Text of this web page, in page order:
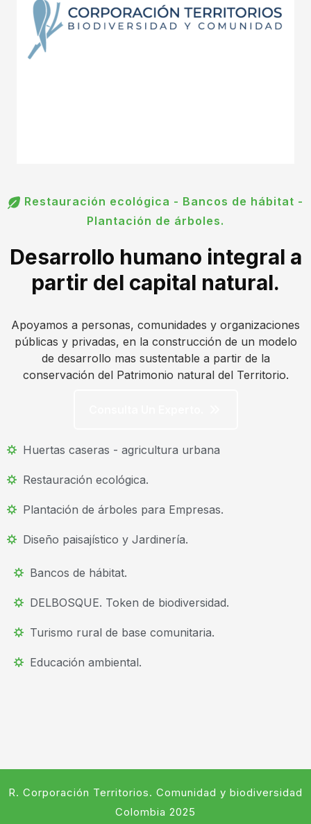
Restauración ecológica - Bancos de hábitat -
Plantación de árboles.
Desarrollo humano integral a
partir del capital natural.
Apoyamos a personas, comunidades y organizaciones
públicas y privadas, en la construcción de un modelo
de desarrollo mas sustentable a partir de la
conservación del Patrimonio natural del Territorio.
Huertas caseras - agricultura urbana
Restauración ecológica.
Plantación de árboles para Empresas.
Diseño paisajístico y Jardinería.
Bancos de hábitat.
DELBOSQUE. Token de biodiversidad.
Turismo rural de base comunitaria.
Educación ambiental.
R. Corporación Territorios. Comunidad y biodiversidad
Colombia 2025